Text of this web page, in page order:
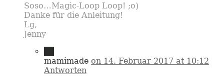
Soso…Magic-Loop Loop! ;o)
Danke für die Anleitung!
Lg,
Jenny
mamimade on 14. Februar 2017 at 10:12
Antworten